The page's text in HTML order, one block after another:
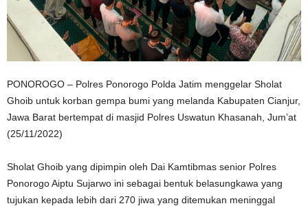
PONOROGO – Polres Ponorogo Polda Jatim menggelar Sholat
Ghoib untuk korban gempa bumi yang melanda Kabupaten Cianjur,
Jawa Barat bertempat di masjid Polres Uswatun Khasanah, Jum’at
(25/11/2022)
Sholat Ghoib yang dipimpin oleh Dai Kamtibmas senior Polres
Ponorogo Aiptu Sujarwo ini sebagai bentuk belasungkawa yang
tujukan kepada lebih dari 270 jiwa yang ditemukan meninggal